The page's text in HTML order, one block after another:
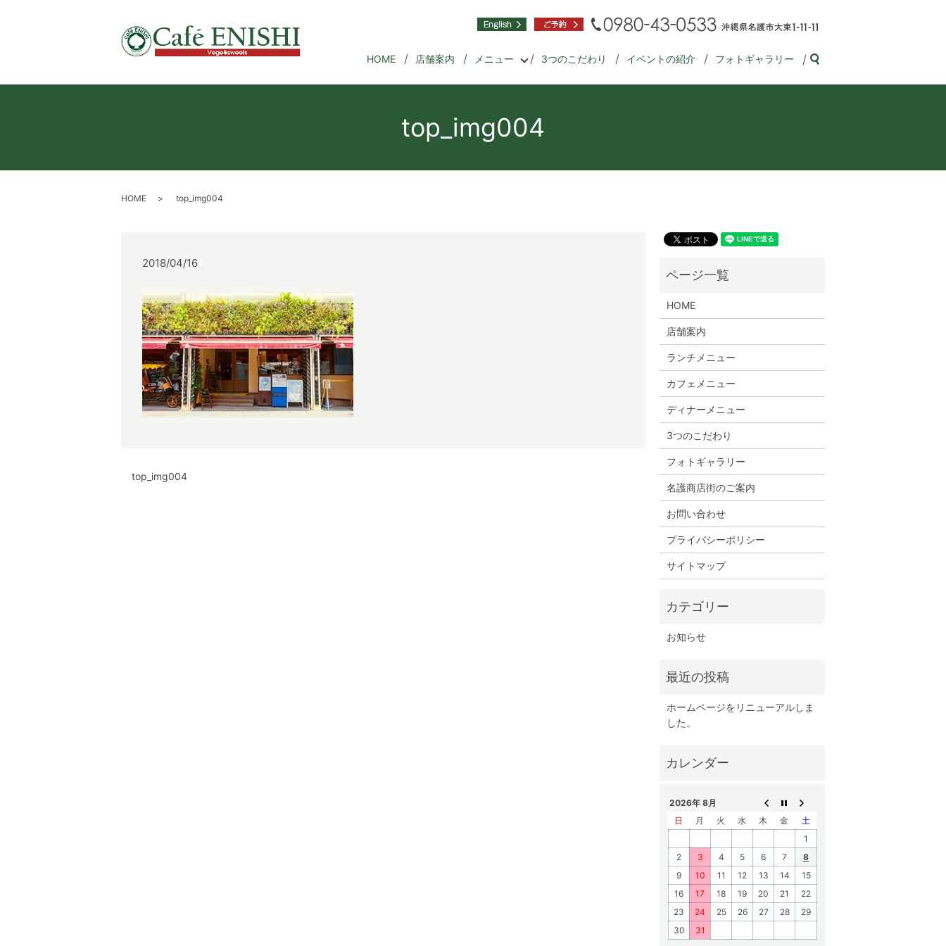
HOME 店舗案内 メニュー 3つのこだわり イベントの紹介 フォトギャラリー search
top_img004
HOME top_img004
2018/04/16
top_img004
HOME
店舗案内
ランチメニュー
カフェメニュー
ディナーメニュー
3つのこだわり
フォトギャラリー
名護商店街のご案内
お問い合わせ
プライバシーポリシー
サイトマップ
お知らせ
ホームページをリニューアルしま
した。
2026年 8月
日
月 火 水 木 金
土
1
2
3 4 5 6 7
8
9
10 11 12 13 14
15
16
17 18 19 20 21
22
23
24 25 26 27 28
29
30
31